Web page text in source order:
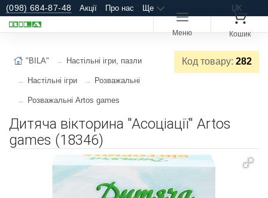
(098) 684-87-48 Акції Про нас Ще UK
Меню Кошик
Код товару: 282
"BILA" Настільні ігри, пазли
Настільні ігри Розважальні
Розважальні Artos games
Дитяча вікторина "Асоціації" Artos
games (18346)